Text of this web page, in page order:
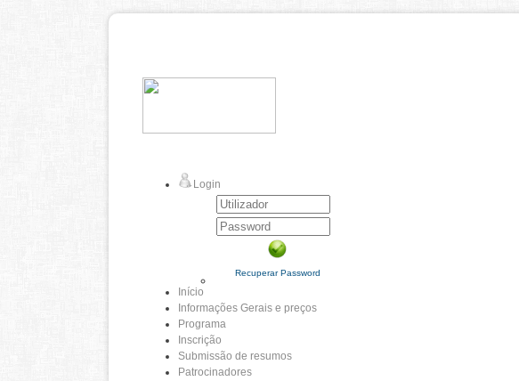
Login
Recuperar Password
Início
Informações Gerais e preços
Programa
Inscrição
Submissão de resumos
Patrocinadores